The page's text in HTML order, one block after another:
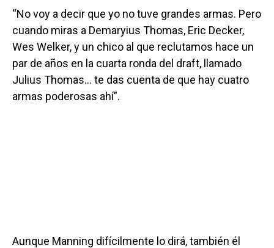
“No voy a decir que yo no tuve grandes armas. Pero
cuando miras a Demaryius Thomas, Eric Decker,
Wes Welker, y un chico al que reclutamos hace un
par de años en la cuarta ronda del draft, llamado
Julius Thomas… te das cuenta de que hay cuatro
armas poderosas ahí”.
Aunque Manning difícilmente lo dirá, también él